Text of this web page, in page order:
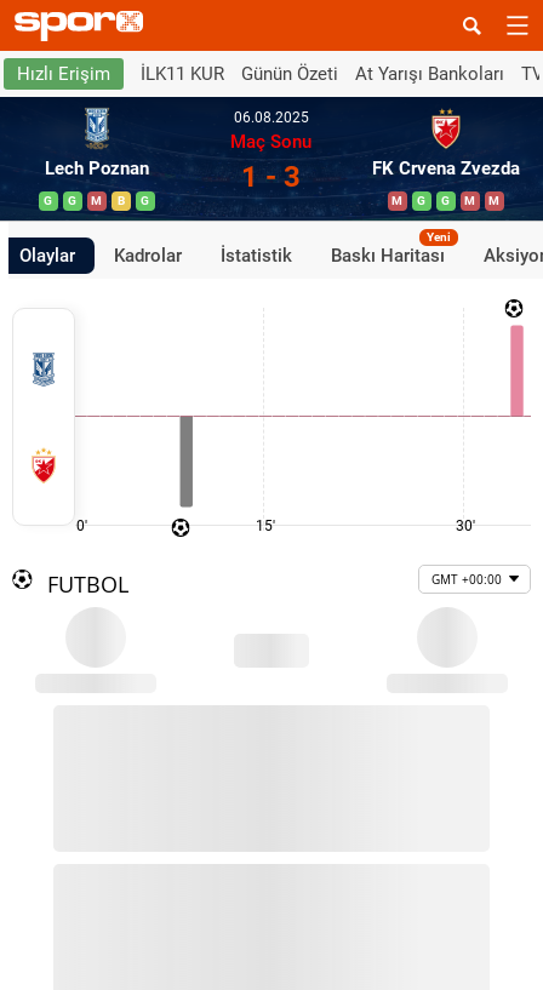
Hızlı Erişim İLK11 KUR Günün Özeti At Yarışı Bankoları
Lech Poznan
G G M B G
06.08.2025
Maç Sonu
1 - 3 FK Crvena Zvezda
M G G M M
Olaylar Kadrolar İstatistik Baskı Haritası
Yeni
0' 15' 30'
FUTBOL GMT +00:00